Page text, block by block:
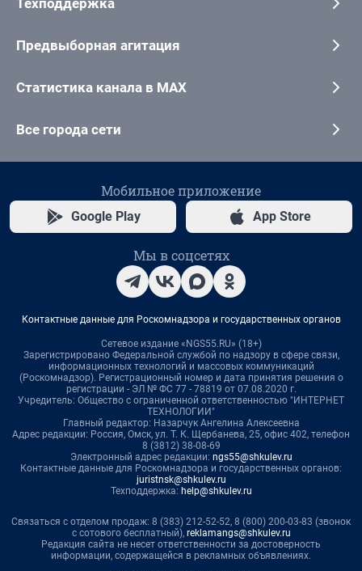
Техподдержка
Предвыборная агитация
Статистика канала в MAX
Все города сети
Мобильное приложение
Google Play App Store
Мы в соцсетях
Контактные данные для Роскомнадзора и государственных органов
Сетевое издание «NGS55.RU» (18+)
Зарегистрировано Федеральной службой по надзору в сфере связи,
информационных технологий и массовых коммуникаций
(Роскомнадзор). Регистрационный номер и дата принятия решения о
регистрации - ЭЛ № ФС 77 - 78819 от 07.08.2020 г.
Учредитель: Общество с ограниченной ответственностью "ИНТЕРНЕТ
ТЕХНОЛОГИИ"
Главный редактор: Назарчук Ангелина Алексеевна
Адрес редакции: Россия, Омск, ул. Т. К. Щербанева, 25, офис 402, телефон
8 (3812) 38-08-69
Электронный адрес редакции: ngs55@shkulev.ru
Контактные данные для Роскомнадзора и государственных органов:
juristnsk@shkulev.ru
Техподдержка: help@shkulev.ru
Связаться с отделом продаж: 8 (383) 212-52-52, 8 (800) 200-03-83 (звонок
с сотового бесплатный), reklamangs@shkulev.ru
Редакция сайта не несет ответственности за достоверность
информации, содержащейся в рекламных объявлениях.